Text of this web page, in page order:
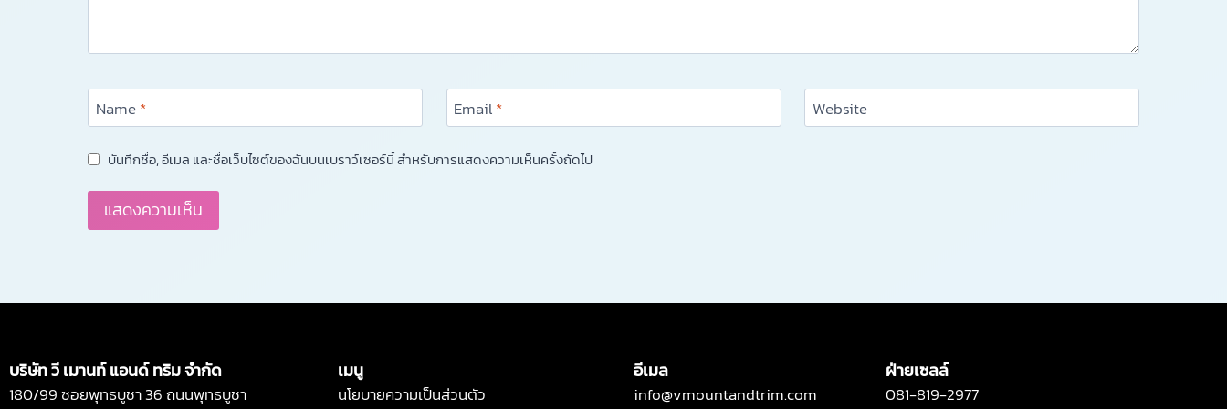
Name* Email* Website
บันทึกชื่อ, อีเมล และชื่อเว็บไซต์ของฉันบนเบราว์เซอร์นี้ สำหรับการแสดงความเห็นครั้งถัดไป
บริษัท วี เมานท์ แอนด์ ทริม จำกัด
180/99 ซอยพุทธบูชา 36 ถนนพุทธบูชา
เมนู
นโยบายความเป็นส่วนตัว
อีเมล
info@vmountandtrim.com
ฝ่ายเซลล์
081-819-2977